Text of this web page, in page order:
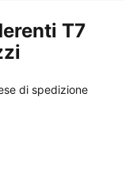
T7
di spedizione